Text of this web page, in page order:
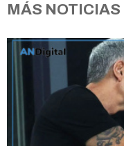
MÁS NOTICIAS